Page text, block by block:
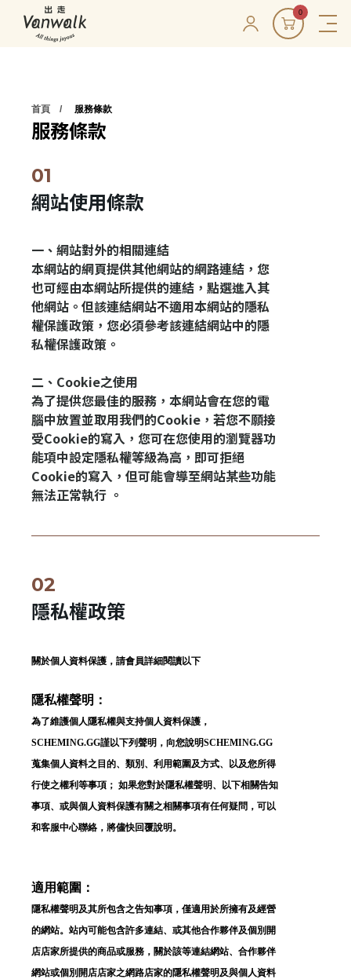
0
首頁 服務條款
服務條款
網站使用條款
一、網站對外的相關連結
本網站的網頁提供其他網站的網路連結，您
也可經由本網站所提供的連結，點選進入其
他網站。但該連結網站不適用本網站的隱私
權保護政策，您必須參考該連結網站中的隱
私權保護政策。
二、Cookie之使用
為了提供您最佳的服務，本網站會在您的電
腦中放置並取用我們的Cookie，若您不願接
受Cookie的寫入，您可在您使用的瀏覽器功
能項中設定隱私權等級為高，即可拒絕
Cookie的寫入，但可能會導至網站某些功能
無法正常執行 。
隱私權政策
關於個人資料保護，請會員詳細閱讀以下
隱私權聲明：
為了維護個人隱私權與支持個人資料保護，
SCHEMING.GG謹以下列聲明，向您說明SCHEMING.GG
蒐集個人資料之目的、類別、利用範圍及方式、以及您所得
行使之權利等事項； 如果您對於隱私權聲明、以下相關告知
事項、或與個人資料保護有關之相關事項有任何疑問，可以
和客服中心聯絡，將儘快回覆說明。
適用範圍：
隱私權聲明及其所包含之告知事項，僅適用於所擁有及經營
的網站。站內可能包含許多連結、或其他合作夥伴及個別開
店店家所提供的商品或服務，關於該等連結網站、合作夥伴
網站或個別開店店家之網路店家的隱私權聲明及與個人資料